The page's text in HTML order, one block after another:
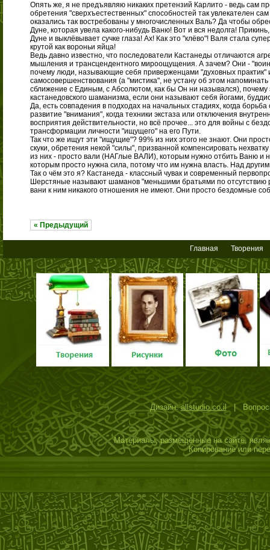
Опять же, я не предъявляю никаких претензий Карлито - ведь сам
обретения "сверхъестественных" способностей так увлекателен
оказались так востребованы у многочисленных Валь? Да чтобы
Дуне, которая увела какого-нибудь Ваню! Вот и вся недолга!
Дуне и выклёвывает сучке глаза! Ах! Как это "клёво"! Валя стала
крутой как вороньи яйца!
Ведь давно известно, что последователи Кастанеды отличаются
мышления и трансцендентного мироощущения. А зачем? Они -
почему люди, называющие себя приверженцами "духовных практик"
самосовершенствования (а "мистика", не устану об этом
сближение с Единым, с Абсолютом, как бы Он ни назывался), почему
кастанедовского шаманизма, если они называют себя йогами,
Да, есть совпадения в подходах на начальных стадиях, когда
развитие "внимания", когда техники экстаза или отключения
восприятия действительности, но всё прочее... это для войны с
трансформации личности "ищущего" на его Пути.
Так что же ищут эти "ищущие"? 99% из них этого не знают. Они
скуки, обретения некой "силы", призванной компенсировать
из них - просто вали (НАГлые ВАЛИ), которым нужно отбить Ваню и
которым просто нужна сила, потому что им нужна власть. Над
Так о чём это я? Кастанеда - классный чувак и современный
Шерстяные называют шаманов "меньшими братьями по отсутствию
вани к ним никакого отношения не имеют. Они просто бездомные
« Предыдущий
Главная Творения
Дизайн:allstudio.co.il| Вопросы
Материалы, размещённые на сайте,
Копирование или